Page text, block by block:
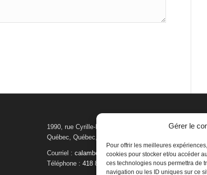
Gérer le
Pour offrir les meilleures
cookies pour stocker et/ou accéder
ces technologies nous permettra de
navigation ou les ID uniques sur ce
1990, rue Cyrille-Duquet, bureau 210
Québec, Québec, Canada G1N 4K8
Courriel :calambert@foraspec.com
Téléphone :418 872-0806